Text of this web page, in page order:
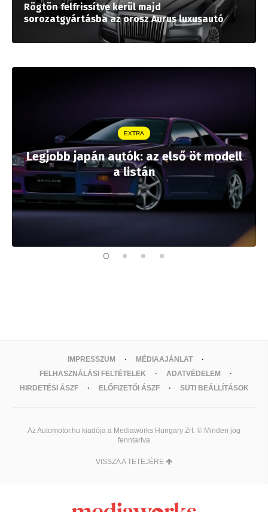
Rögtön felfrissítve kerül majd
sorozatgyártásba az orosz Aurus luxusautó
EXTRA
Legjobb japán autók: az első öt modell
a listán
IMPRESSZUM
MÉDIAAJÁNLAT
FELHASZNÁLÁSI FELTÉTELEK
ADATVÉDELEM
HIRDETÉSI ÁSZF
ELŐFIZETŐI ÁSZF SÜTI BEÁLLÍTÁSOK
Az Automotor.hu kiadója a Mediaworks Hungary Zrt. © Minden jog
fenntartva
VISSZA A TETEJÉRE